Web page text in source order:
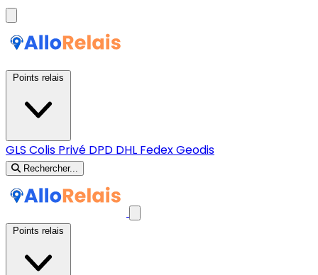
GLS Colis Privé DPD DHL FedexGeodis
Rechercher...